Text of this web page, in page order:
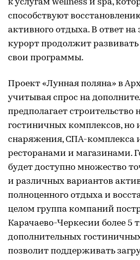
к услугам wellness и spa,
способствуют
активного отдыха. В ответ на
курорт продолжит
свои программы.
Проект «Лунная поляна» в
учитывая спрос на
предполагает строительство
гостиничных комплексов, но
снаряжения, СПА-комплекса
ресторанами и магазинами.
будет доступно множество
и различных вариантов
полноценного отдыха и
целом группа компаний
Карачаево-Черкесии более 5
дополнительных
позволит поддерживать